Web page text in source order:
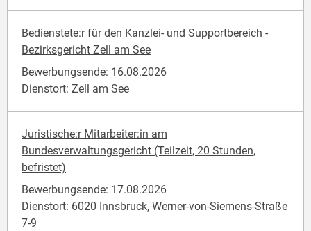
Bedienstete:r für den Kanzlei- und Supportbereich -
Bezirksgericht Zell am See
Bewerbungsende: 16.08.2026
Dienstort: Zell am See
Juristische:r Mitarbeiter:in am
Bundesverwaltungsgericht (Teilzeit, 20 Stunden,
befristet)
Bewerbungsende: 17.08.2026
Dienstort: 6020 Innsbruck, Werner-von-Siemens-Straße
7-9